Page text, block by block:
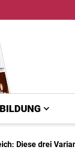
Diese drei